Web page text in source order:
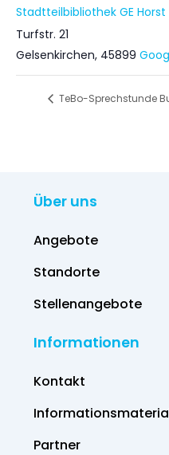
Stadtteilbibliothek GE Horst
Turfstr. 21
Gelsenkirchen, 45899
TeBo-Sprechstunde
Über uns
Angebote
Standorte
Stellenangebote
Informationen
Kontakt
Partner